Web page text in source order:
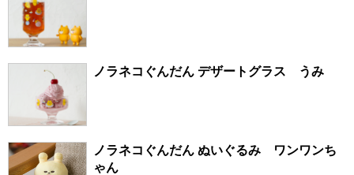
ノラネコぐんだん デザートグラス うみ
ノラネコぐんだん ぬいぐるみ ワンワンち
ゃん